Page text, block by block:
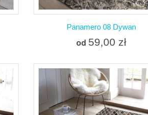
Panamero 08 Dywan
od 59,00 zł
Więcej
W magazynie